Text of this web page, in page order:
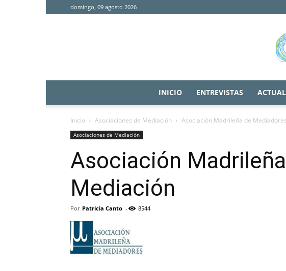
domingo, 09 agosto 2026
INICIO ENTREVISTAS
Inicio Asociaciones de Mediación Asociación Madrileña de
Asociaciones de Mediación
Asociación
Mediación
Por Patricia Canto - 8544